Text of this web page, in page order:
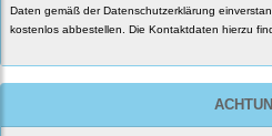
Daten gemäß derDatenschutzerklärung
kostenlos abbestellen. Die Kontaktdaten hierzu